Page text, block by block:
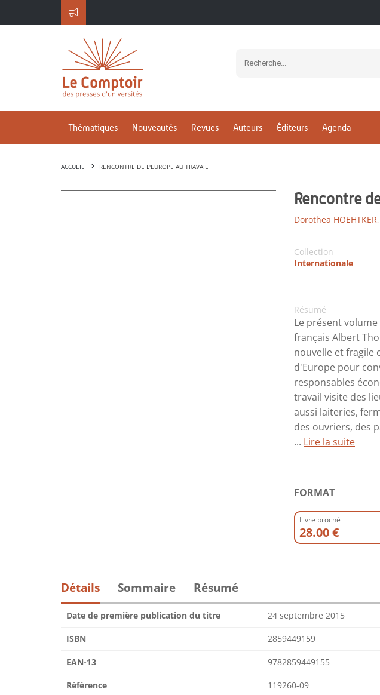
Thématiques Nouveautés Revues Auteurs Éditeurs Agenda
ACCUEIL RENCONTRE DE L'EUROPE AU TRAVAIL
Rencontre
Dorothea HOEHTKER,
Collection
Internationale
Résumé
Le présent
français Albert
nouvelle et fragile
d'Europe pour
responsables
travail visite des
aussi laiteries,
des ouvriers, des
... Lire la suite
FORMAT
Livre broché
28.00 €
Détails Sommaire Résumé
Date de première publication du titre 24 septembre 2015
ISBN 2859449159
EAN-13 9782859449155
Référence 119260-09